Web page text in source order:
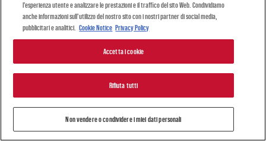
Scarica PDF
l’esperienza utente e analizzare le prestazioni e il traffico del sito Web. Condividiamo
anche informazioni sull’utilizzo del nostro sito con i nostri partner di social media,
pubblicitari e analitici. Cookie Notice Privacy Policy
Non vendere o condividere i miei dati personali
Rifiuta tutti
Accetta i cookie